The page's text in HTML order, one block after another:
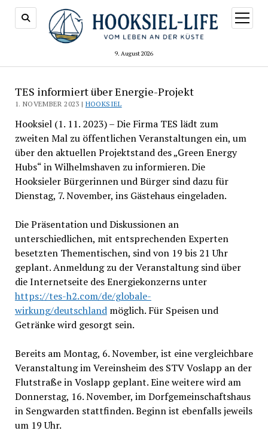
9. August 2026
Menü
öffnen
TES informiert über Energie-Projekt
1. NOVEMBER 2023 | HOOKSIEL
Hooksiel (1. 11. 2023) – Die Firma TES lädt zum
zweiten Mal zu öffentlichen Veranstaltungen ein, um
über den aktuellen Projektstand des „Green Energy
Hubs“ in Wilhelmshaven zu informieren. Die
Hooksieler Bürgerinnen und Bürger sind dazu für
Dienstag, 7. November, ins Gästehaus eingeladen.
Die Präsentation und Diskussionen an
unterschiedlichen, mit entsprechenden Experten
besetzten Thementischen, sind von 19 bis 21 Uhr
geplant. Anmeldung zu der Veranstaltung sind über
die Internetseite des Energiekonzerns unter
https://tes-h2.com/de/globale-
wirkung/deutschlandmöglich. Für Speisen und
Getränke wird gesorgt sein.
Bereits am Montag, 6. November, ist eine vergleichbare
Veranstaltung im Vereinsheim des STV Voslapp an der
Flutstraße in Voslapp geplant. Eine weitere wird am
Donnerstag, 16. November, im Dorfgemeinschaftshaus
in Sengwarden stattfinden. Beginn ist ebenfalls jeweils
um 19 Uhr.